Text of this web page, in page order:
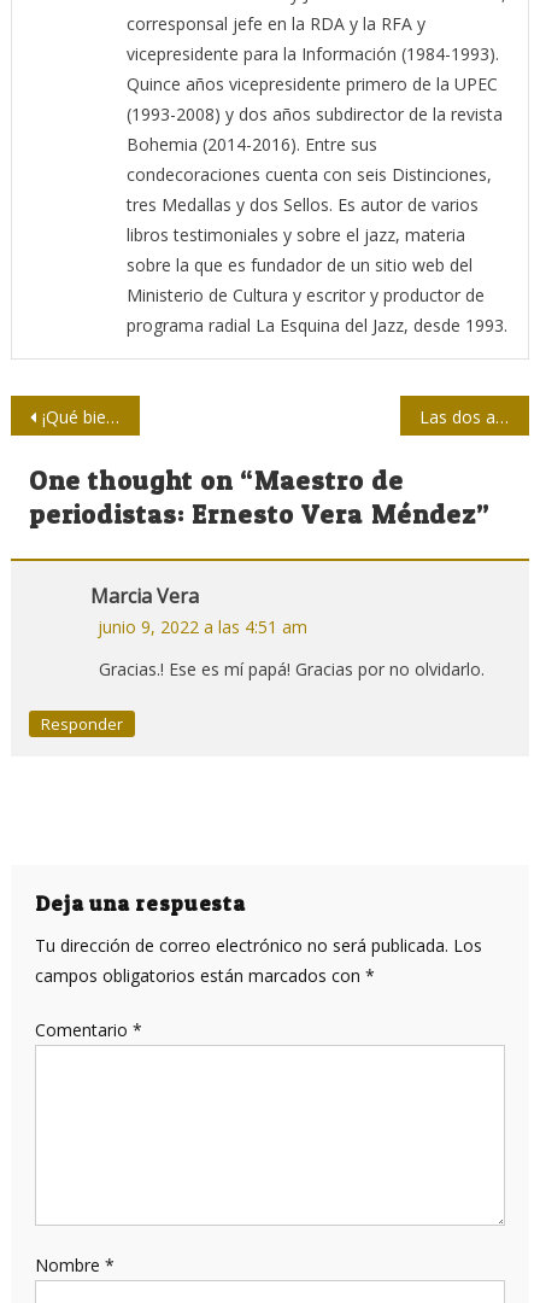
corresponsal jefe en la RDA y la RFA y
vicepresidente para la Información (1984-1993).
Quince años vicepresidente primero de la UPEC
(1993-2008) y dos años subdirector de la revista
Bohemia (2014-2016). Entre sus
condecoraciones cuenta con seis Distinciones,
tres Medallas y dos Sellos. Es autor de varios
libros testimoniales y sobre el jazz, materia
sobre la que es fundador de un sitio web del
Ministerio de Cultura y escritor y productor de
programa radial La Esquina del Jazz, desde 1993.
Navegación
de
entradas
¡Qué bien marcha el programa Glorias Deportivas! Las dos afrentas del 20 de mayo
One thought on “Maestro de
periodistas: Ernesto Vera Méndez”
Marcia Vera
junio 9, 2022 a las 4:51 am
Gracias.! Ese es mí papá! Gracias por no olvidarlo.
Responder
Deja una respuesta
Tu dirección de correo electrónico no será publicada. Los
campos obligatorios están marcados con *
Comentario *
Nombre *